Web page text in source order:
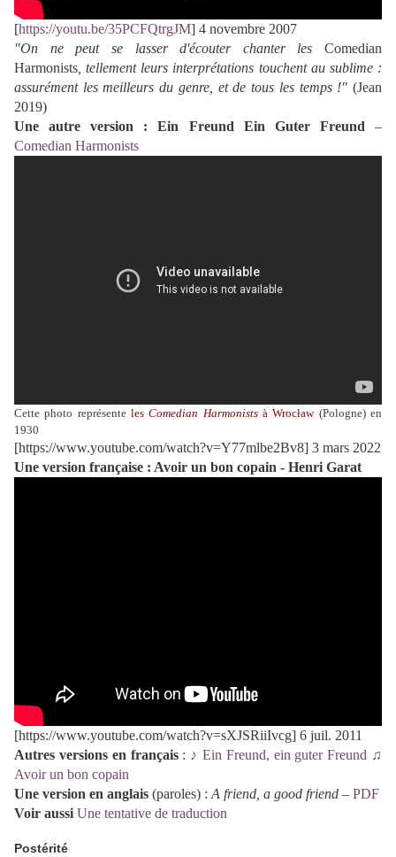
[https://youtu.be/35PCFQtrgJM] 4 novembre 2007
"On ne peut se lasser d'écouter chanter les Comedian
Harmonists , tellement leurs interprétations touchent au sublime :
assurément les meilleurs du genre, et de tous les temps !" (Jean
2019)
Une autre version : Ein Freund Ein Guter Freund –
Comedian Harmonists
Cette photo représente lesComedian Harmonistsà Wrocław(Pologne) en
1930
[https://www.youtube.com/watch?v=Y77mlbe2Bv8] 3 mars 2022
Une version française : Avoir un bon copain - Henri Garat
[https://www.youtube.com/watch?v=sXJSRiiIvcg] 6 juil. 2011
Autres versions en français: ♪ Ein Freund, ein guter Freund ♫
Avoir un bon copain
Une version en anglais (paroles) : A friend, a good friend – PDF
Voir aussi Une tentative de traduction
Postérité